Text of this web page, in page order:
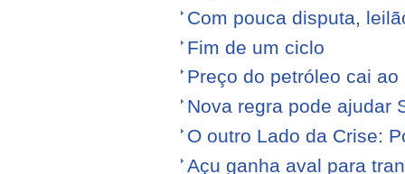
Com pouca disputa,
Fim de um ciclo
Preço do petróleo cai
Nova regra pode ajudar
O outro Lado da Crise:
Açu ganha aval para